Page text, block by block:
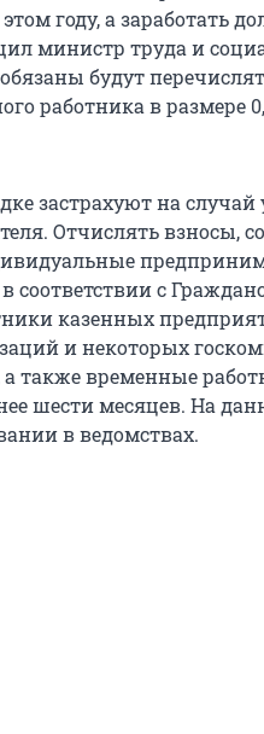
году, а заработать
министр труда и
будут
работника в размере
застрахуют на случай
Отчислять взносы,
соответствии с
казенных
и некоторых
а также временные
шести месяцев. На
в ведомствах.